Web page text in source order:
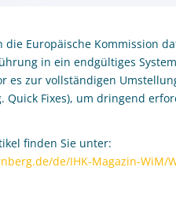
die Europäische Kommission
in ein endgültiges
es zur vollständigen
Quick Fixes), um dringend
finden Sie unter:
de/IHK-Magazin-WiM/